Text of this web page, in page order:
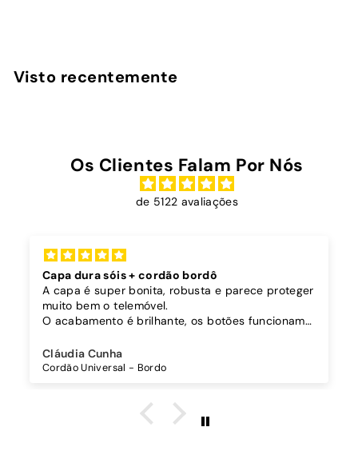
Visto recentemente
Os Clientes Falam Por Nós
de 5122 avaliações
Capa dura sóis + cordão bordô
A capa é super bonita, robusta e parece proteger
muito bem o telemóvel.
O acabamento é brilhante, os botões funcionam
Comprei também um cordão à parte para
pendurar o telemóvel e como a capa é dura o
é top, eu não uso no máximo e ele passa me a
Cláudia Cunha
Cordão Universal - Bordo